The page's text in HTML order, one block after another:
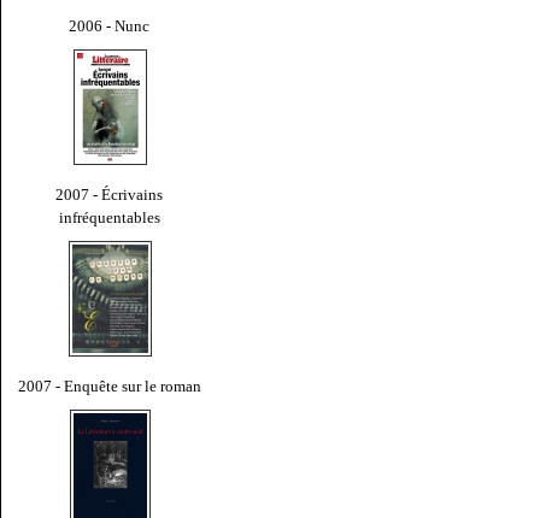
2006 - Nunc
2007 - Écrivains
infréquentables
2007 - Enquête sur le roman